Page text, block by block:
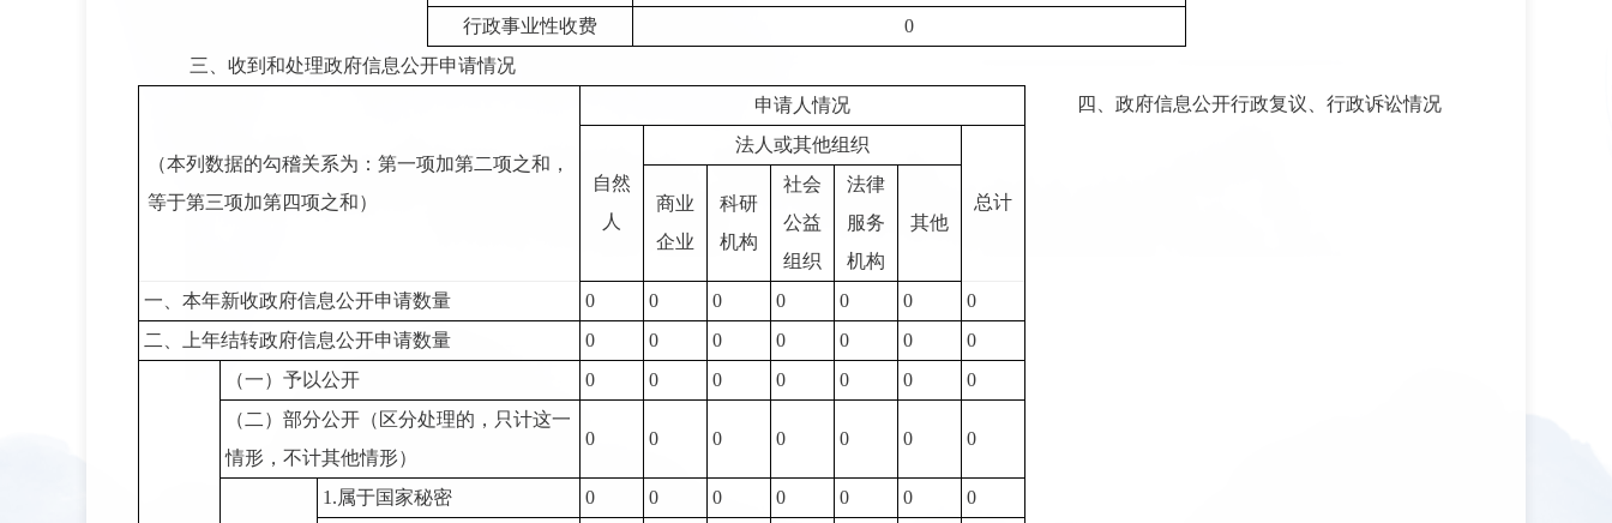
行政事业性收费
0
三、收到和处理政府信息公开申请情况
（本列数据的勾稽关系为：第一项加第二项之和，
等于第三项加第四项之和）
申请人情况
自然
人
法人或其他组织
总计
商业
企业
科研
机构
社会
公益
组织
法律
服务
机构
其他
一、本年新收政府信息公开申请数量 0 0 0 0 0 0
0
二、上年结转政府信息公开申请数量
0 0 0 0 0 0 0
（一）予以公开 0 0 0 0 0 0
0
（二）部分公开 （区分处理的，只计这一
情形，不计其他情形）
0 0 0 0 0 0 0
1.属于国家秘密 0 0 0 0 0 0
0
四、政府信息公开行政复议、行政诉讼情况